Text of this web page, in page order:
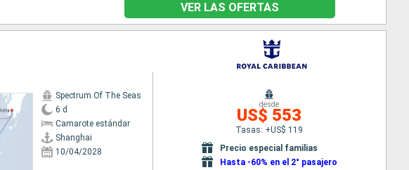
VER LAS OFERTAS
Spectrum Of The Seas
6 d
Camarote estándar
Shanghai
10/04/2028
desde
US$ 553
Tasas: +US$ 119
Precio especial familias
Hasta -60% en el 2° pasajero